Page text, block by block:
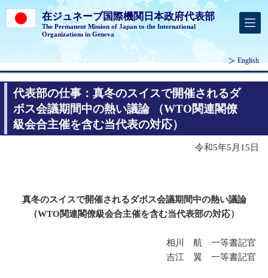
在ジュネーブ国際機関日本政府代表部
The Permanent Mission of Japan to the International
Organizations in Geneva
English
代表部の仕事：真冬のスイスで開催されるダ
ボス会議期間中の熱い議論 （WTO関連閣僚
級会合主催を含む当代表の対応）
令和5年5月15日
真冬のスイスで開催されるダボス会議期間中の熱い議論
（WTO関連閣僚級会合主催を含む当代表部の対応）
相川 航 一等書記官
吉江 翼 一等書記官